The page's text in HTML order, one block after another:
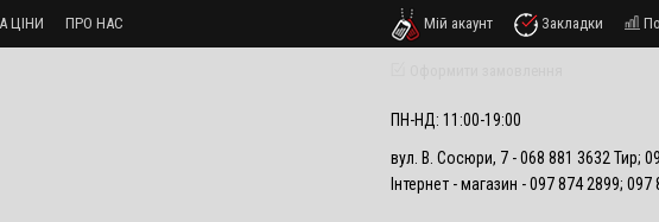
ЦІНИ ПРО НАС Мій акаунт Закладки
ПН-НД: 11:00-19:00
вул. В. Сосюри, 7 - 068 881 3632 Тир;
Інтернет - магазин - 097 874 2899; 097